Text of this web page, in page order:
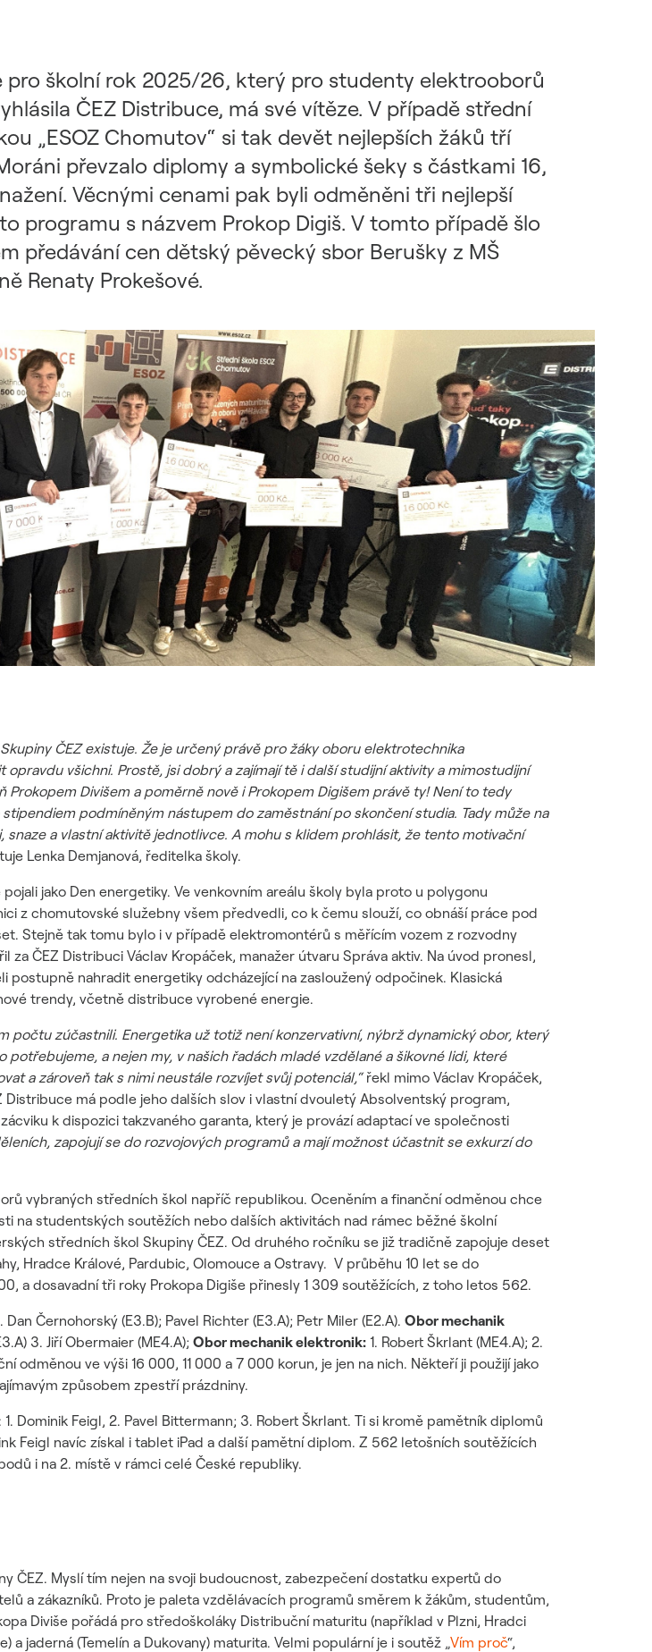
školní rok 2025/26, který pro studenty elektrooborů
ČEZ Distribuce, má své vítěze. V případě střední
„ESOZ Chomutov“ si tak devět nejlepších žáků tří
převzalo diplomy a symbolické šeky s částkami 16,
Věcnými cenami pak byli odměněni tři nejlepší
programu s názvem Prokop Digiš. V tomto případě šlo
předávání cen dětský pěvecký sbor Berušky z MŠ
Renaty Prokešové.
ČEZ existuje. Že je určený právě pro žáky oboru elektrotechnika
všichni. Prostě, jsi dobrý a zajímají tě i další studijní aktivity a mimostudijní
Divišem a poměrně nově i Prokopem Digišem právě ty! Není to tedy
podmíněným nástupem do zaměstnání po skončení studia. Tady může na
a vlastní aktivitě jednotlivce. A mohu s klidem prohlásit, že tento motivační
Lenka Demjanová, ředitelka školy.
jako Den energetiky. Ve venkovním areálu školy byla proto u polygonu
z chomutovské služebny všem předvedli, co k čemu slouží, co obnáší práce pod
Stejně tak tomu bylo i v případě elektromontérů s měřícím vozem z rozvodny
ČEZ Distribuci Václav Kropáček, manažer útvaru Správa aktiv. Na úvod pronesl,
nahradit energetiky odcházející na zasloužený odpočinek. Klasická
trendy, včetně distribuce vyrobené energie.
počtu zúčastnili. Energetika už totiž není konzervativní, nýbrž dynamický obor, který
a nejen my, v našich řadách mladé vzdělané a šikovné lidi, které
a zároveň tak s nimi neustále rozvíjet svůj potenciál,“řekl mimo Václav Kropáček,
má podle jeho dalších slov i vlastní dvouletý Absolventský program,
k dispozici takzvaného garanta, který je provází adaptací ve společnosti
zapojují se do rozvojových programů a mají možnost účastnit se exkurzí do
vybraných středních škol napříč republikou. Oceněním a finanční odměnou chce
na studentských soutěžích nebo dalších aktivitách nad rámec běžné školní
středních škol Skupiny ČEZ. Od druhého ročníku se již tradičně zapojuje deset
Hradce Králové, Pardubic, Olomouce a Ostravy. V průběhu 10 let se do
a dosavadní tři roky Prokopa Digiše přinesly 1 309 soutěžících, z toho letos 562.
Dan Černohorský (E3.B); Pavel Richter (E3.A); Petr Miler (E2.A). Obor mechanik
3. Jiří Obermaier (ME4.A); Obor mechanik elektronik: 1. Robert Škrlant (ME4.A); 2.
odměnou ve výši 16 000, 11 000 a 7 000 korun, je jen na nich. Někteří ji použijí jako
způsobem zpestří prázdniny.
Dominik Feigl, 2. Pavel Bittermann; 3. Robert Škrlant. Ti si kromě pamětník diplomů
Feigl navíc získal i tablet iPad a další pamětní diplom. Z 562 letošních soutěžících
i na 2. místě v rámci celé České republiky.
ČEZ. Myslí tím nejen na svoji budoucnost, zabezpečení dostatku expertů do
a zákazníků. Proto je paleta vzdělávacích programů směrem k žákům, studentům,
Diviše pořádá pro středoškoláky Distribuční maturitu (například v Plzni, Hradci
jaderná (Temelín a Dukovany) maturita. Velmi populární je i soutěž „Vím proč“,